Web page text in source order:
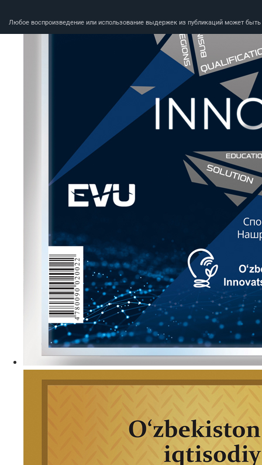
Любое воспроизведение или использование выдержек из публикаций может